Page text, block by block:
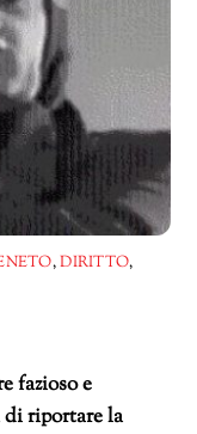
,DIRITTO,
fazioso e
di riportare la